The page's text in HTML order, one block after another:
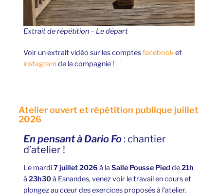
Extrait de répétition – Le départ
Voir un extrait vidéo sur les comptesfacebooket
instagram de la compagnie !
Atelier ouvert et répétition publique juillet
2026
En pensant à Dario Fo : chantier
d’atelier !
Le mardi7 juillet 2026 à la Salle Pousse Pied de21h
à 23h30à Esnandes, venez voir le travail en cours et
plongez au cœur des exercices proposés à l’atelier.